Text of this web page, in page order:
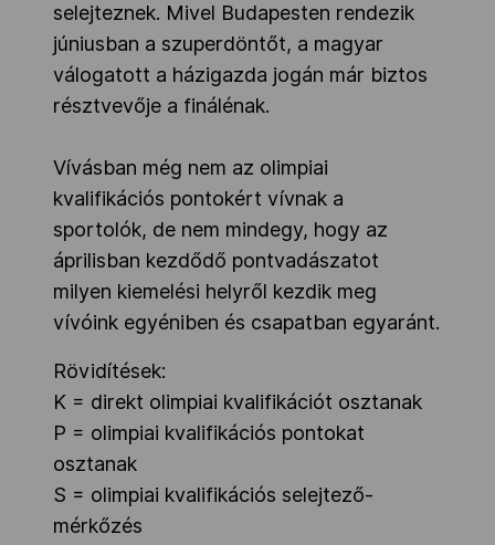
selejteznek. Mivel Budapesten rendezik
júniusban a szuperdöntőt, a magyar
válogatott a házigazda jogán már biztos
résztvevője a finálénak.
Vívásban még nem az olimpiai
kvalifikációs pontokért vívnak a
sportolók, de nem mindegy, hogy az
áprilisban kezdődő pontvadászatot
milyen kiemelési helyről kezdik meg
vívóink egyéniben és csapatban egyaránt.
Rövidítések:
K = direkt olimpiai kvalifikációt osztanak
P = olimpiai kvalifikációs pontokat
osztanak
S = olimpiai kvalifikációs selejtező-
mérkőzés